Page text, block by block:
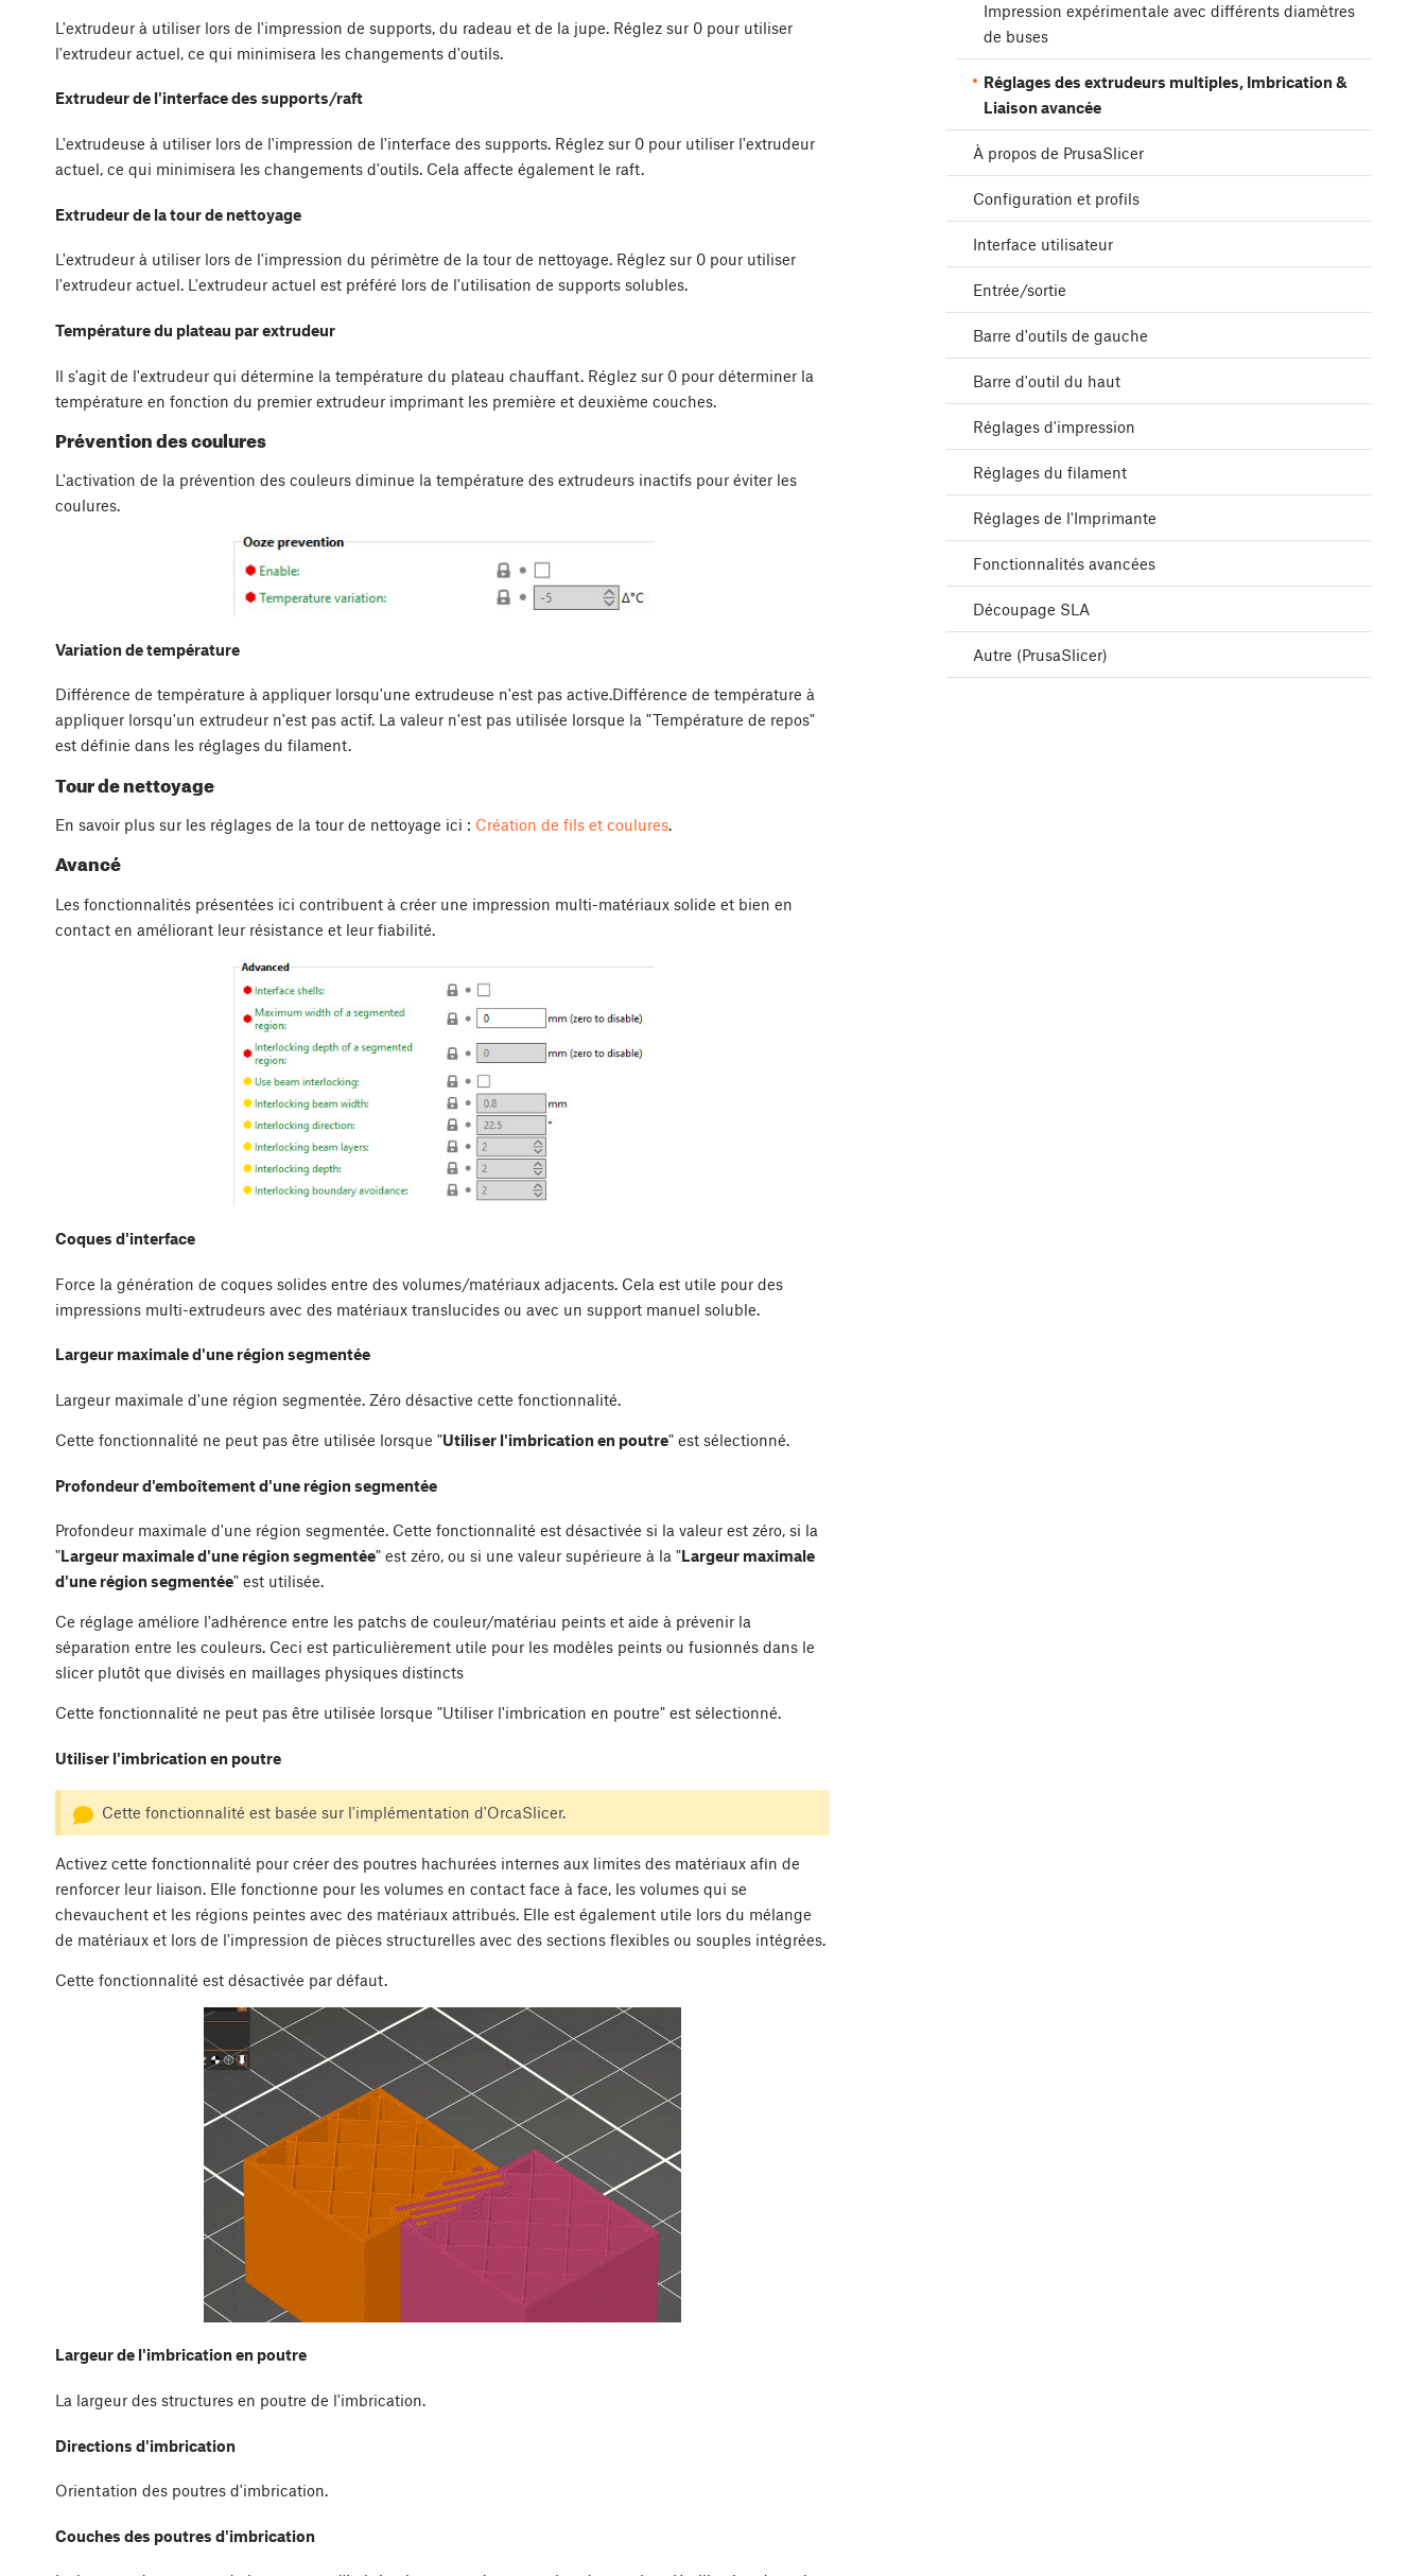
L'extrudeur à utiliser lors de l'impression de supports, du radeau et de la jupe. Réglez sur 0 pour utiliser
l'extrudeur actuel, ce qui minimisera les changements d'outils.
Extrudeur de l'interface des supports/raft
L'extrudeuse à utiliser lors de l'impression de l'interface des supports. Réglez sur 0 pour utiliser l'extrudeur
actuel, ce qui minimisera les changements d'outils. Cela affecte également le raft.
Extrudeur de la tour de nettoyage
L'extrudeur à utiliser lors de l'impression du périmètre de la tour de nettoyage. Réglez sur 0 pour utiliser
l'extrudeur actuel. L'extrudeur actuel est préféré lors de l'utilisation de supports solubles.
Température du plateau par extrudeur
Il s'agit de l'extrudeur qui détermine la température du plateau chauffant. Réglez sur 0 pour déterminer la
température en fonction du premier extrudeur imprimant les première et deuxième couches.
Prévention des coulures
L'activation de la prévention des couleurs diminue la température des extrudeurs inactifs pour éviter les
coulures.
Variation de température
Différence de température à appliquer lorsqu'une extrudeuse n'est pas active.Différence de température à
appliquer lorsqu'un extrudeur n'est pas actif. La valeur n'est pas utilisée lorsque la "Température de repos"
est définie dans les réglages du filament.
Tour de nettoyage
En savoir plus sur les réglages de la tour de nettoyage ici : Création de fils et coulures.
Avancé
Les fonctionnalités présentées ici contribuent à créer une impression multi-matériaux solide et bien en
contact en améliorant leur résistance et leur fiabilité.
Coques d'interface
Force la génération de coques solides entre des volumes/matériaux adjacents. Cela est utile pour des
impressions multi-extrudeurs avec des matériaux translucides ou avec un support manuel soluble.
Largeur maximale d'une région segmentée
Largeur maximale d'une région segmentée. Zéro désactive cette fonctionnalité.
Cette fonctionnalité ne peut pas être utilisée lorsque "Utiliser l'imbrication en poutre" est sélectionné.
Profondeur d'emboîtement d'une région segmentée
Profondeur maximale d'une région segmentée. Cette fonctionnalité est désactivée si la valeur est zéro, si la
"Largeur maximale d'une région segmentée" est zéro, ou si une valeur supérieure à la "Largeur maximale
d'une région segmentée" est utilisée.
Ce réglage améliore l'adhérence entre les patchs de couleur/matériau peints et aide à prévenir la
séparation entre les couleurs. Ceci est particulièrement utile pour les modèles peints ou fusionnés dans le
slicer plutôt que divisés en maillages physiques distincts
Cette fonctionnalité ne peut pas être utilisée lorsque "Utiliser l'imbrication en poutre" est sélectionné.
Utiliser l'imbrication en poutre
Cette fonctionnalité est basée sur l'implémentation d'OrcaSlicer.
Activez cette fonctionnalité pour créer des poutres hachurées internes aux limites des matériaux afin de
renforcer leur liaison. Elle fonctionne pour les volumes en contact face à face, les volumes qui se
chevauchent et les régions peintes avec des matériaux attribués. Elle est également utile lors du mélange
de matériaux et lors de l'impression de pièces structurelles avec des sections flexibles ou souples intégrées.
Cette fonctionnalité est désactivée par défaut.
Largeur de l'imbrication en poutre
La largeur des structures en poutre de l'imbrication.
Directions d'imbrication
Orientation des poutres d'imbrication.
Couches des poutres d'imbrication
Impression expérimentale avec différents diamètres
de buses
Réglages des extrudeurs multiples, Imbrication &
Liaison avancée
À propos de PrusaSlicer
Configuration et profils
Interface utilisateur
Entrée/sortie
Barre d'outils de gauche
Barre d'outil du haut
Réglages d'impression
Réglages du filament
Réglages de l'Imprimante
Fonctionnalités avancées
Découpage SLA
Autre (PrusaSlicer)